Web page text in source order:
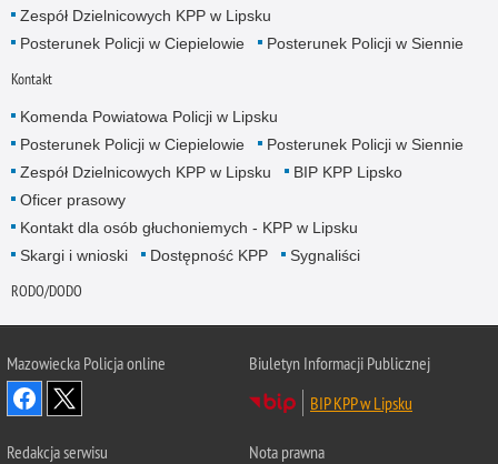
Zespół Dzielnicowych KPP w Lipsku
Posterunek Policji w Ciepielowie
Posterunek Policji w Siennie
Kontakt
Komenda Powiatowa Policji w Lipsku
Posterunek Policji w Ciepielowie
Posterunek Policji w Siennie
Zespół Dzielnicowych KPP w Lipsku
BIP KPP Lipsko
Oficer prasowy
Kontakt dla osób głuchoniemych - KPP w Lipsku
Skargi i wnioski
Dostępność KPP Sygnaliści
RODO/DODO
Mazowiecka Policja online
Biuletyn Informacji Publicznej
BIP KPP w Lipsku
Redakcja serwisu Nota prawna